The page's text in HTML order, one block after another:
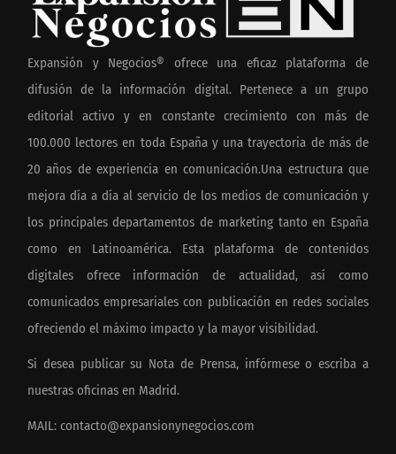
Expansión y Negocios® ofrece una eficaz plataforma de
difusión de la información digital. Pertenece a un grupo
editorial activo y en constante crecimiento con más de
100.000 lectores en toda España y una trayectoria de más de
20 años de experiencia en comunicación.Una estructura que
mejora día a día al servicio de los medios de comunicación y
los principales departamentos de marketing tanto en España
como en Latinoamérica. Esta plataforma de contenidos
digitales ofrece información de actualidad, así como
comunicados empresariales con publicación en redes sociales
ofreciendo el máximo impacto y la mayor visibilidad.
Si desea publicar su Nota de Prensa, infórmese o escriba a
nuestras oficinas en Madrid.
MAIL: contacto@expansionynegocios.com